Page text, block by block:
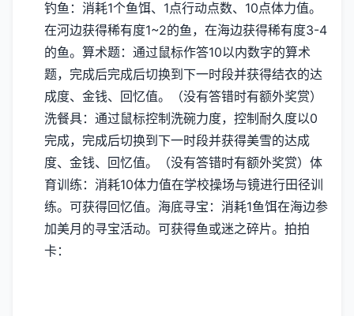
钓鱼：消耗1个鱼饵、1点行动点数、10点体力值。
在河边获得稀有度1~2的鱼，在海边获得稀有度3-4
的鱼。 算术题：通过鼠标作答10以内数字的算术
题，完成后完成后切换到下一时段并获得结衣的达
成度、金钱、回忆值。（没有答错时有额外奖赏）
洗餐具：通过鼠标控制洗碗力度，控制耐久度以0
完成，完成后切换到下一时段并获得美雪的达成
度、金钱、回忆值。（没有答错时有额外奖赏） 体
育训练：消耗10体力值在学校操场与镜进行田径训
练。可获得回忆值。 海底寻宝：消耗1鱼饵在海边参
加美月的寻宝活动。可获得鱼或迷之碎片。 拍拍
卡：